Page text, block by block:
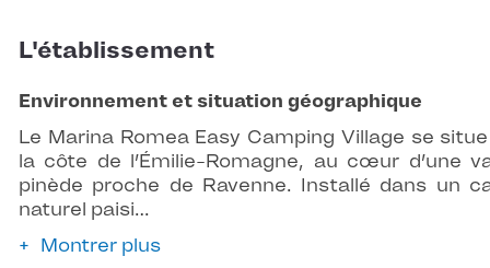
L'établissement
Environnement et situation géographique
Le Marina Romea Easy Camping Village se
la côte de l’Émilie-Romagne, au cœur d’une
pinède proche de Ravenne. Installé dans un
naturel paisi…
Montrer plus